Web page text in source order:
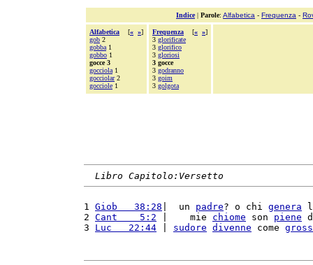
Indice| Parole: Alfabetica - Frequenza -
Alfabetica [« »]
gob 2
gobba 1
gobbo 1
gocce 3
gocciola 1
gocciolar2
gocciole 1
Frequenza [« »]
3 glorificate
3 glorifico
3 gloriosi
3 gocce
3 godranno
3 goim
3 golgota
Libro Capitolo:Versetto
1 Giob   38:28 |  un padre? o chi genera
2 Cant    5:2 |    mie chiome son piene
3 Luc   22:44 sudore divenne come